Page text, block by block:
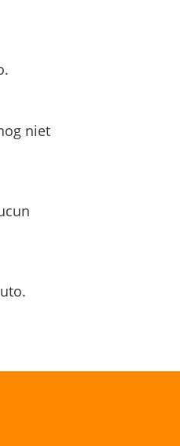
niet